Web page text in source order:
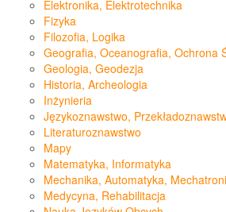
Elektronika, Elektrotechnika
Fizyka
Filozofia, Logika
Geografia, Oceanografia, Ochrona
Geologia, Geodezja
Historia, Archeologia
Inżynieria
Językoznawstwo,
Literaturoznawstwo
Mapy
Matematyka, Informatyka
Mechanika, Automatyka,
Medycyna, Rehabilitacja